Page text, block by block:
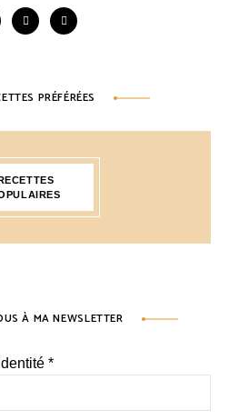
PRÉFÉRÉES
À MA NEWSLETTER
Identité *